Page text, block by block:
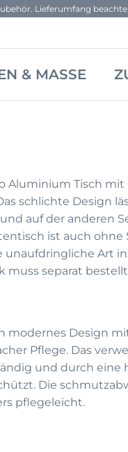
Lieferumfang
& MASSE
Tisch mit
schlichte Design
auf der anderen
ist auch ohne
Art
muss separat
modernes Design
Pflege. Das
und durch eine
Die
pflegeleicht.